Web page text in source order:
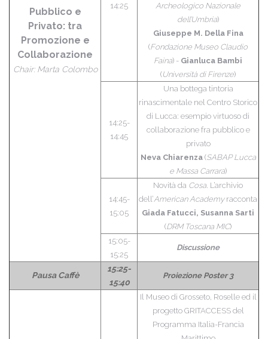
Pubblico e
Privato: tra
Promozione e
Collaborazione
Chair: Marta Colombo
14:25
Archeologico Nazionale
dell’Umbria)
Giuseppe M. Della Fina
(Fondazione Museo Claudio
Faina) - Gianluca Bambi
(Università di Firenze)
14:25-
14:45
Una bottega tintoria
rinascimentale nel Centro Storico
di Lucca: esempio virtuoso di
collaborazione fra pubblico e
privato
Neva Chiarenza(SABAP Lucca
e Massa Carrara)
14:45-
15:05
Novità da Cosa . L’archivio
dell’American Academy racconta
Giada Fatucci, Susanna Sarti
(DRM Toscana MIC)
15:05-
15:25
Discussione
Pausa Caffè
15:25-
15:40
Proiezione Poster 3
Il Museo di Grosseto, Roselle ed il
progetto GRITACCESS del
Programma Italia-Francia